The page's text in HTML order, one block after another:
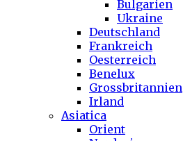
Bulgarien
Ukraine
Deutschland
Frankreich
Oesterreich
Benelux
Grossbritannien
Irland
Asiatica
Orient